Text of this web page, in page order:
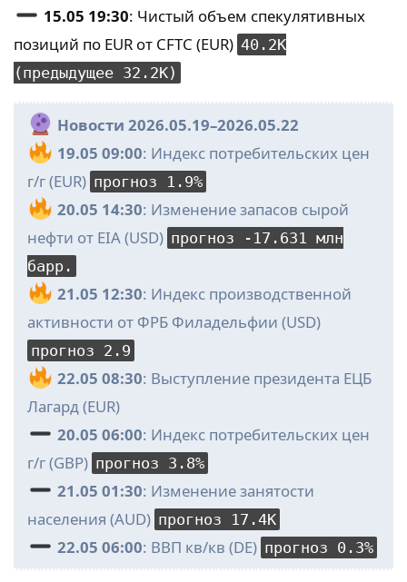
15.05 19:30: Чистый объем спекулятивных
позиций по EUR от CFTC (EUR) 40.2K
(предыдущее 32.2K)
Новости 2026.05.19–2026.05.22
19.05 09:00: Индекс потребительских цен
г/г (EUR) прогноз 1.9%
20.05 14:30: Изменение запасов сырой
нефти от EIA (USD) прогноз -17.631 млн
барр.
21.05 12:30: Индекс производственной
активности от ФРБ Филадельфии (USD)
прогноз 2.9
22.05 08:30: Выступление президента ЕЦБ
Лагард (EUR)
20.05 06:00: Индекс потребительских цен
г/г (GBP) прогноз 3.8%
21.05 01:30: Изменение занятости
населения (AUD) прогноз 17.4K
22.05 06:00: ВВП кв/кв (DE) прогноз 0.3%